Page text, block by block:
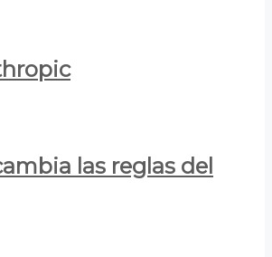
las reglas del